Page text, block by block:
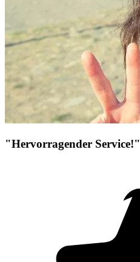
"Hervorragender Service!"